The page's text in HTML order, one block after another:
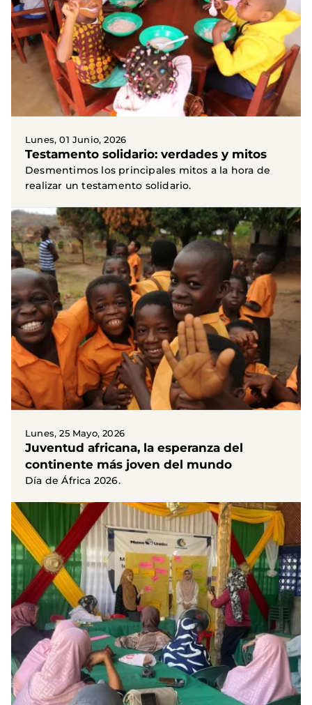
Lunes, 01 Junio, 2026
Testamento solidario: verdades y mitos
Desmentimos los principales mitos a la hora de
realizar un testamento solidario.
Lunes, 25 Mayo, 2026
Juventud africana, la esperanza del
continente más joven del mundo
Día de África 2026.